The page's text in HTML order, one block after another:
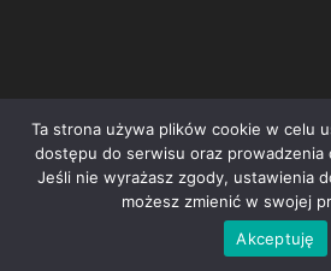
Inicjatywa społeczna STOP
Ta strona używa plików cookie w celu
dostępu do serwisu oraz prowadzenia
Jeśli nie wyrażasz zgody, ustawienia
możesz zmienić w swojej
Akceptuję